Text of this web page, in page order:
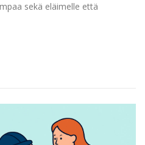
sekä eläimelle että